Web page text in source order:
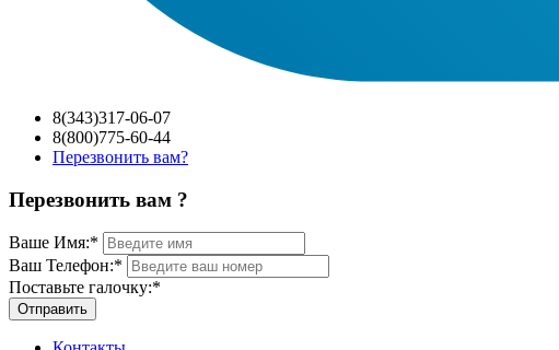
8(343)317-06-07
8(800)775-60-44
Перезвонить вам?
Перезвонить вам ?
Ваше Имя:*
Ваш Телефон:*
Поставьте галочку:*
Отправить